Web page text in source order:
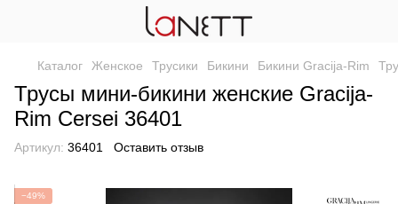
Каталог Женское Трусики Бикини Бикини Gracija-Rim
Трусы мини-бикини женские Gracija-
Rim Cersei 36401
Артикул: 36401 Оставить отзыв
−49%